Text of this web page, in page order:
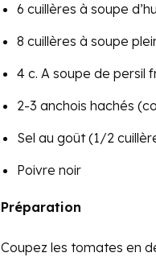
6 cuillères à soupe
8 cuillères à soupe
4 c. A soupe de persil
2-3 anchois hachés
Sel au goût (1/2
Poivre noir
Préparation
Coupez les tomates en